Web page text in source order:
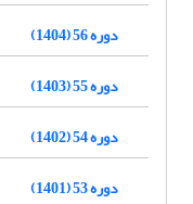
دوره 56 (1404)
دوره 55 (1403)
دوره 54 (1402)
دوره 53 (1401)